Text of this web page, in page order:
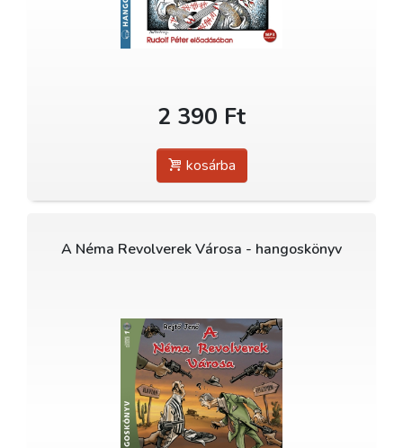
2 390 Ft
kosárba
A Néma Revolverek Városa - hangoskönyv